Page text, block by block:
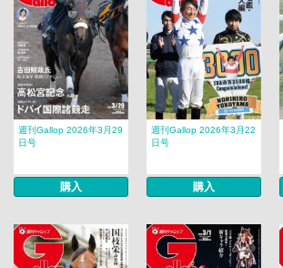
週刊Gallop 2026年3月29
日号
購入
週刊Gallop 2026年3月22
日号
購入